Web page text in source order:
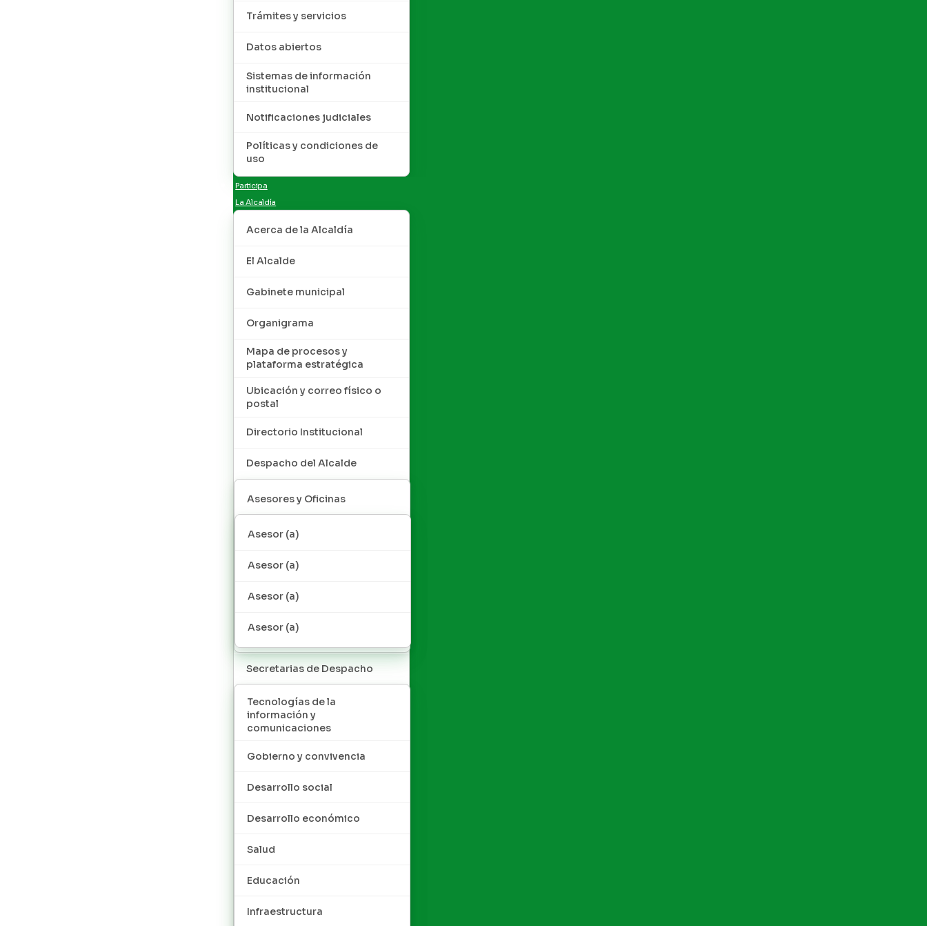
Trámites y servicios
Datos abiertos
Sistemas de información
institucional
Notificaciones judiciales
Políticas y condiciones de
uso
Participa
La Alcaldía
Acerca de la Alcaldía
El Alcalde
Gabinete municipal
Organigrama
Mapa de procesos y
plataforma estratégica
Ubicación y correo físico o
postal
Directorio Institucional
Despacho del Alcalde
Asesores y Oficinas
Asesor (a)
Asesor (a)
Asesor (a)
Asesor (a)
Secretarias de Despacho
Tecnologías de la
información y
comunicaciones
Gobierno y convivencia
Desarrollo social
Desarrollo económico
Salud
Educación
Infraestructura